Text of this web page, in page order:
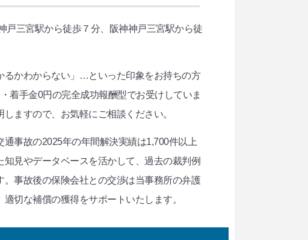
戸三宮駅から徒歩７分、阪神神戸三宮駅から徒
るかわからない」…といった印象をお持ちの方
着手金0円の完全成功報酬型でお受けしていま
ますので、お気軽にご相談ください。
事故の2025年の年間解決実績は1,700件以上
見やデータベースを活かして、過去の裁判例
事故後の保険会社との交渉は当事務所の弁護
切な補償の獲得をサポートいたします。